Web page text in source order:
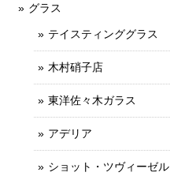
グラス
テイスティンググラス
木村硝子店
東洋佐々木ガラス
アデリア
ショット・ツヴィーゼル